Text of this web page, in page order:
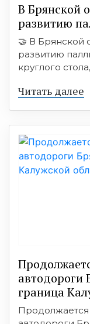
В Брянской
развитию
🤝 В Брянской
развитию
круглого стола,
Читать далее
автодороги
граница
Продолжается